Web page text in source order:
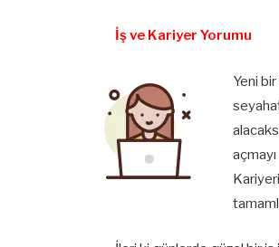
İş ve Kariyer Yorumu
Yeni